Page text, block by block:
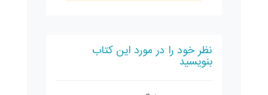
نظر خود را در مورد این کتاب
بنویسید